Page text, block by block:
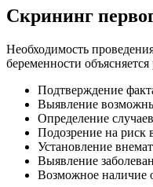
Скрининг
Необходимость
беременности
Подтверждение
Выявление
Определение
Подозрение на
Установление
Выявление
Возможное наличие